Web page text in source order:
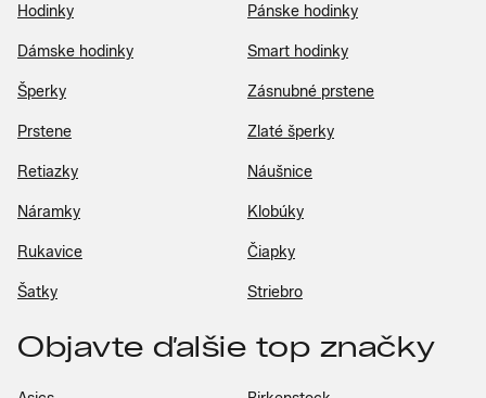
Hodinky Pánske hodinky
Dámske hodinky Smart hodinky
Šperky Zásnubné prstene
Prstene Zlaté šperky
Retiazky Náušnice
Náramky Klobúky
Rukavice Čiapky
Šatky Striebro
Objavte ďalšie top značky